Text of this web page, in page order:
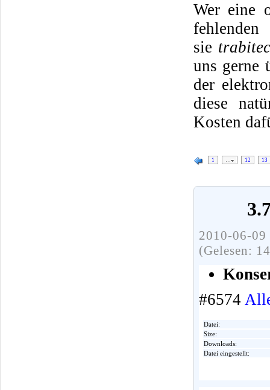
Wer eine
fehlenden
sie
uns gerne
der
diese
Kosten
1 … 12 13
2010-06-
(Gelesen:
#6574
Datei:
Size:
Downloads:
Datei eingestellt: